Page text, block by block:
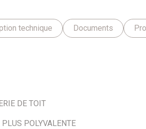
technique Documents
DE TOIT
POLYVALENTE